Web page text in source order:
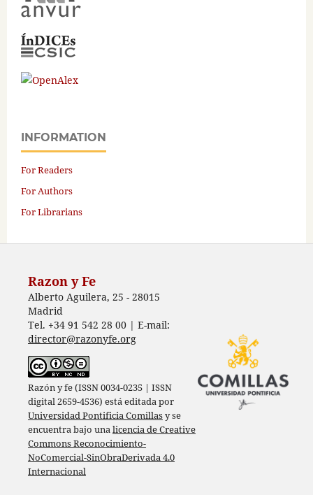
INFORMATION
For Readers
For Authors
For Librarians
Razon y Fe
Alberto Aguilera, 25 - 28015
Madrid
Tel. +34 91 542 28 00 | E-mail:
director@razonyfe.org
Razón y fe (ISSN 0034-0235 | ISSN
digital 2659-4536) está editada por
Universidad Pontificia Comillasy se
encuentra bajo unalicencia de Creative
Commons Reconocimiento-
NoComercial-SinObraDerivada 4.0
Internacional